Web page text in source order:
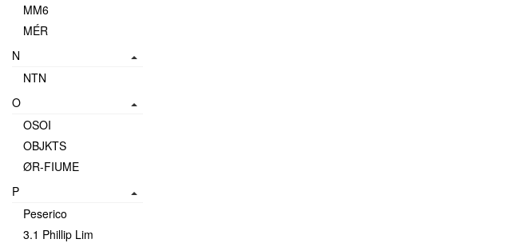
MM6
MÉR
N
NTN
O
OSOI
OBJKTS
ØR-FIUME
P
Peserico
3.1 Phillip Lim